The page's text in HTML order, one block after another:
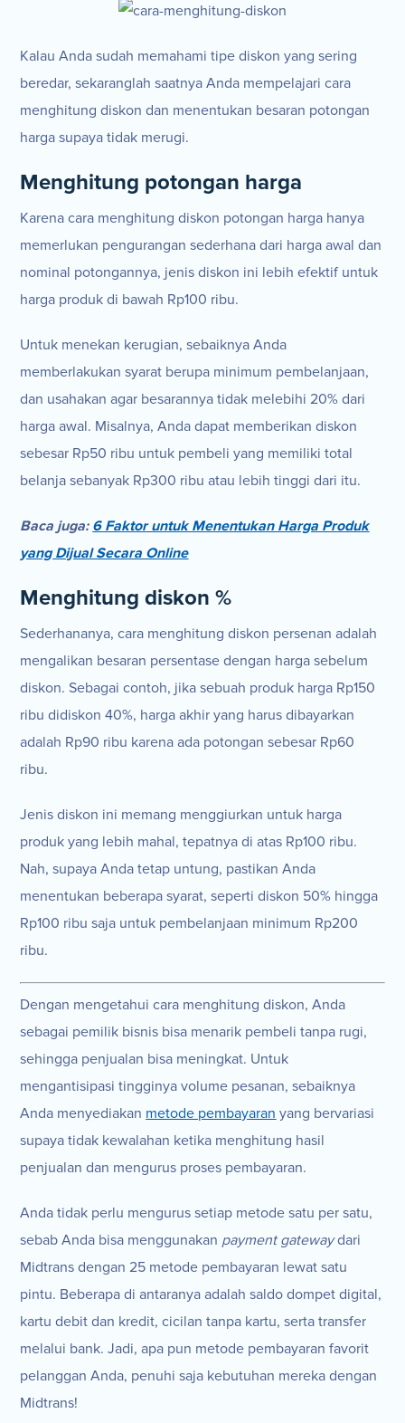
Kalau Anda sudah memahami tipe diskon yang sering
beredar, sekaranglah saatnya Anda mempelajari cara
menghitung diskon dan menentukan besaran potongan
harga supaya tidak merugi.
Menghitung potongan harga
Karena cara menghitung diskon potongan harga hanya
memerlukan pengurangan sederhana dari harga awal dan
nominal potongannya, jenis diskon ini lebih efektif untuk
harga produk di bawah Rp100 ribu.
Untuk menekan kerugian, sebaiknya Anda
memberlakukan syarat berupa minimum pembelanjaan,
dan usahakan agar besarannya tidak melebihi 20% dari
harga awal. Misalnya, Anda dapat memberikan diskon
sebesar Rp50 ribu untuk pembeli yang memiliki total
belanja sebanyak Rp300 ribu atau lebih tinggi dari itu.
Baca juga: 6 Faktor untuk Menentukan Harga Produk
yang Dijual Secara Online
Menghitung diskon %
Sederhananya, cara menghitung diskon persenan adalah
mengalikan besaran persentase dengan harga sebelum
diskon. Sebagai contoh, jika sebuah produk harga Rp150
ribu didiskon 40%, harga akhir yang harus dibayarkan
adalah Rp90 ribu karena ada potongan sebesar Rp60
ribu.
Jenis diskon ini memang menggiurkan untuk harga
produk yang lebih mahal, tepatnya di atas Rp100 ribu.
Nah, supaya Anda tetap untung, pastikan Anda
menentukan beberapa syarat, seperti diskon 50% hingga
Rp100 ribu saja untuk pembelanjaan minimum Rp200
ribu.
Dengan mengetahui cara menghitung diskon, Anda
sebagai pemilik bisnis bisa menarik pembeli tanpa rugi,
sehingga penjualan bisa meningkat. Untuk
mengantisipasi tingginya volume pesanan, sebaiknya
Anda menyediakan metode pembayaran yang bervariasi
supaya tidak kewalahan ketika menghitung hasil
penjualan dan mengurus proses pembayaran.
Anda tidak perlu mengurus setiap metode satu per satu,
sebab Anda bisa menggunakan payment gatewaydari
Midtrans dengan 25 metode pembayaran lewat satu
pintu. Beberapa di antaranya adalah saldo dompet digital,
kartu debit dan kredit, cicilan tanpa kartu, serta transfer
melalui bank. Jadi, apa pun metode pembayaran favorit
pelanggan Anda, penuhi saja kebutuhan mereka dengan
Midtrans!